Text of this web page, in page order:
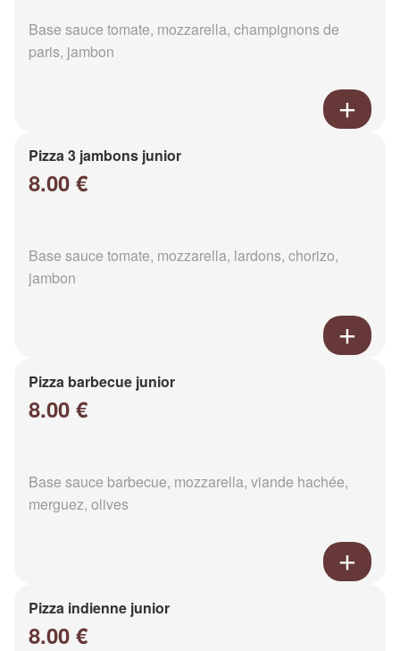
Base sauce tomate, mozzarella, champignons de
paris, jambon
Pizza 3 jambons junior
8.00 €
Base sauce tomate, mozzarella, lardons, chorizo,
jambon
Pizza barbecue junior
8.00 €
Base sauce barbecue, mozzarella, viande hachée,
merguez, olives
Pizza indienne junior
8.00 €